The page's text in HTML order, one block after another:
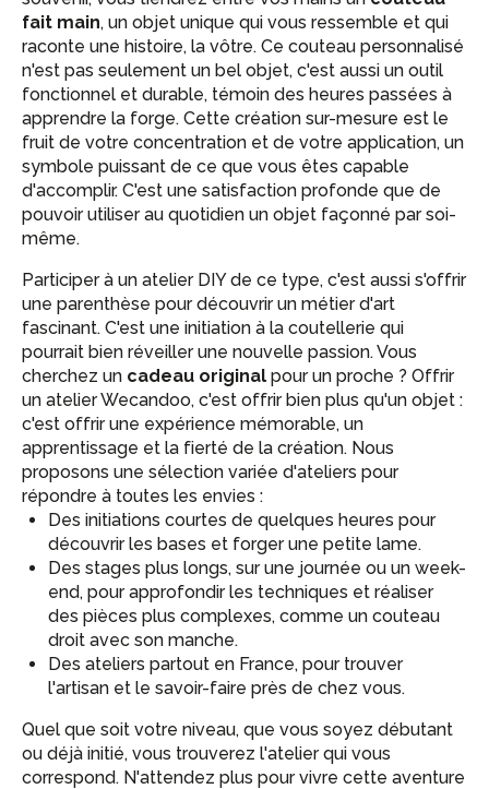
fait main, un objet unique qui vous ressemble et qui
raconte une histoire, la vôtre. Ce couteau personnalisé
n'est pas seulement un bel objet, c'est aussi un outil
fonctionnel et durable, témoin des heures passées à
apprendre la forge. Cette création sur-mesure est le
fruit de votre concentration et de votre application, un
symbole puissant de ce que vous êtes capable
d'accomplir. C'est une satisfaction profonde que de
pouvoir utiliser au quotidien un objet façonné par soi-
même.
Participer à un atelier DIY de ce type, c'est aussi s'offrir
une parenthèse pour découvrir un métier d'art
fascinant. C'est une initiation à la coutellerie qui
pourrait bien réveiller une nouvelle passion. Vous
cherchez un cadeau original pour un proche ? Offrir
un atelier Wecandoo, c'est offrir bien plus qu'un objet :
c'est offrir une expérience mémorable, un
apprentissage et la fierté de la création. Nous
proposons une sélection variée d'ateliers pour
répondre à toutes les envies :
Des initiations courtes de quelques heures pour
découvrir les bases et forger une petite lame.
Des stages plus longs, sur une journée ou un week-
end, pour approfondir les techniques et réaliser
des pièces plus complexes, comme un couteau
droit avec son manche.
Des ateliers partout en France, pour trouver
l'artisan et le savoir-faire près de chez vous.
Quel que soit votre niveau, que vous soyez débutant
ou déjà initié, vous trouverez l'atelier qui vous
correspond. N'attendez plus pour vivre cette aventure